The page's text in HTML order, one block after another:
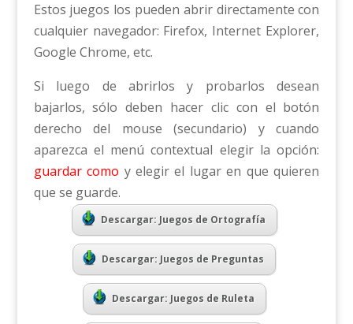
Estos juegos los pueden abrir directamente con
cualquier navegador: Firefox, Internet Explorer,
Google Chrome, etc.
Si luego de abrirlos y probarlos desean
bajarlos, sólo deben hacer clic con el botón
derecho del mouse (secundario) y cuando
aparezca el menú contextual elegir la opción:
guardar como y elegir el lugar en que quieren
que se guarde.
Descargar: Juegos de Ortografía
Descargar: Juegos de Preguntas
Descargar: Juegos de Ruleta